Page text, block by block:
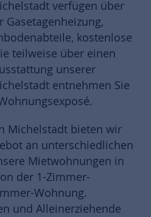
verfügen über
Gasetagenheizung,
kostenlose
teilweise über einen
unserer
entnehmen Sie
Michelstadt bieten wir
an unterschiedlichen
Mietwohnungen in
der 1-Zimmer-
Wohnung.
und Alleinerziehende